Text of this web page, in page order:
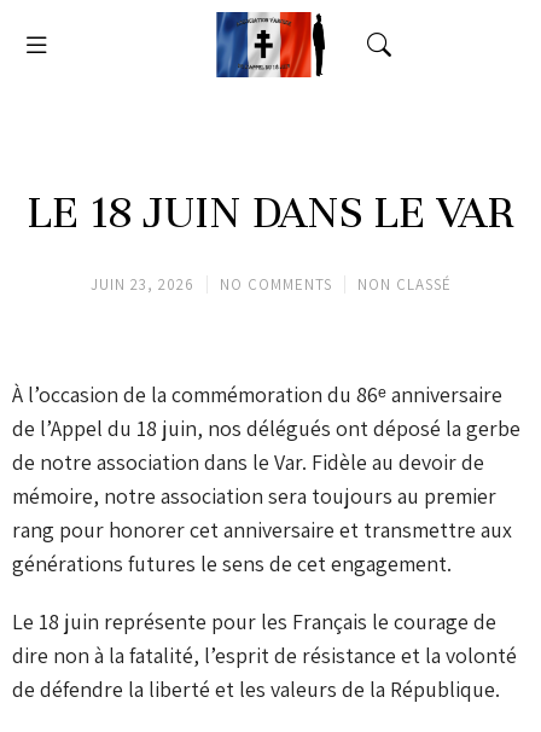
LE 18 JUIN DANS LE VAR
JUIN 23, 2026 NO COMMENTS NON CLASSÉ
À l’occasion de la commémoration du 86ᵉ anniversaire
de l’Appel du 18 juin, nos délégués ont déposé la gerbe
de notre association dans le Var. Fidèle au devoir de
mémoire, notre association sera toujours au premier
rang pour honorer cet anniversaire et transmettre aux
générations futures le sens de cet engagement.
Le 18 juin représente pour les Français le courage de
dire non à la fatalité, l’esprit de résistance et la volonté
de défendre la liberté et les valeurs de la République.